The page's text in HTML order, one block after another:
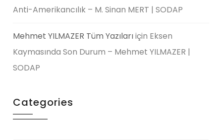
Anti-Amerikancılık – M. Sinan MERT | SODAP
Mehmet YILMAZER Tüm Yazılarıiçin Eksen
Kaymasında Son Durum – Mehmet YILMAZER |
SODAP
Categories